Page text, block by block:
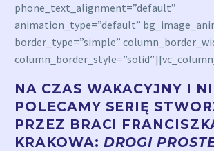
phone_text_alignment=”default”
animation_type=”default”
border_type=”simple”
NA CZAS WAKACYJNY I
POLECAMY SERIĘ
PRZEZ BRACI
KRAKOWA: DROGI